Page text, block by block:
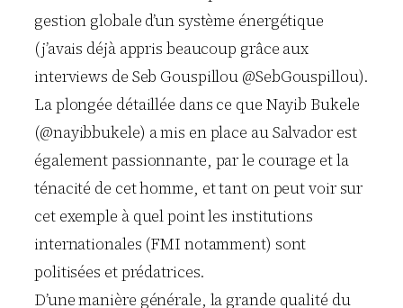
gestion globale d’un système énergétique
(j’avais déjà appris beaucoup grâce aux
interviews de Seb Gouspillou @SebGouspillou).
La plongée détaillée dans ce que Nayib Bukele
(@nayibbukele) a mis en place au Salvador est
également passionnante, par le courage et la
ténacité de cet homme, et tant on peut voir sur
cet exemple à quel point les institutions
internationales (FMI notamment) sont
politisées et prédatrices.
D’une manière générale, la grande qualité du